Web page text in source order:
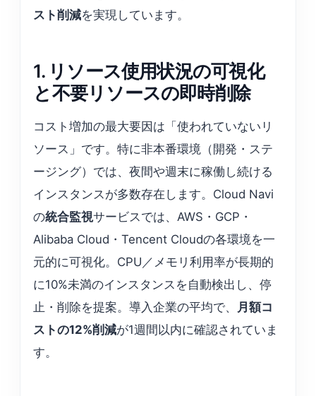
スト削減を実現しています。
1. リソース使用状況の可視化
と不要リソースの即時削除
コスト増加の最大要因は「使われていないリ
ソース」です。特に非本番環境（開発・ステ
ージング）では、夜間や週末に稼働し続ける
インスタンスが多数存在します。Cloud Navi
の統合監視サービスでは、AWS・GCP・
Alibaba Cloud・Tencent Cloudの各環境を一
元的に可視化。CPU／メモリ利用率が長期的
に10%未満のインスタンスを自動検出し、停
止・削除を提案。導入企業の平均で、
月額コ
ストの12%削減が1週間以内に確認されていま
す。